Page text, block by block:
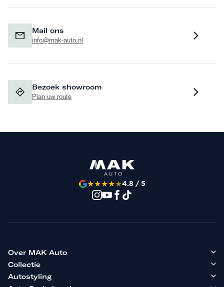
Mail ons
info@mak-auto.nl
Bezoek showroom
Plan uw route
★★★★★4.8 / 5
Over MAK Auto
Collectie
Autostyling